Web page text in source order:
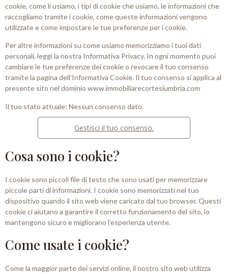
cookie, come li usiamo, i tipi di cookie che usiamo, le informazioni che
raccogliamo tramite i cookie, come queste informazioni vengono
utilizzate e come impostare le tue preferenze per i cookie.
Per altre informazioni su come usiamo memorizziamo i tuoi dati
personali, leggi la nostra Informativa Privacy. In ogni momento puoi
cambiare le tue preferenze dei cookie o revocare il tuo consenso
tramite la pagina dell’Informativa Cookie. Il tuo consenso si applica al
presente sito nel dominio www.immobiliarecortesiumbria.com
Il tuo stato attuale: Nessun consenso dato.
Gestisci il tuo consenso.
Cosa sono i cookie?
I cookie sono piccoli file di testo che sono usati per memorizzare
piccole parti di informazioni. I cookie sono memorizzati nel tuo
dispositivo quando il sito web viene caricato dal tuo browser. Questi
cookie ci aiutano a garantire il corretto funzionamento del sito, lo
mantengono sicuro e migliorano l’esperienza utente.
Come usate i cookie?
Come la maggior parte dei servizi online, il nostro sito web utilizza